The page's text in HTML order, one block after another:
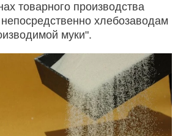
товарного производства
хлебозаводам
муки".